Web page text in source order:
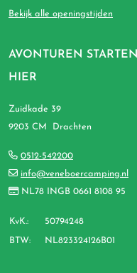
AVONTUREN STARTEN
HIER
Zuidkade 39
9203 CM Drachten
0512-542200
info@veneboercamping.nl
NL78 INGB 0661 8108 95
KvK.: 50794248
BTW: NL823324126B01
Bekijk alle openingstijden